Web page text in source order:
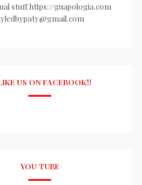
stuff https://guapologia.com
US ON FACEBOOK!!
YOU TUBE